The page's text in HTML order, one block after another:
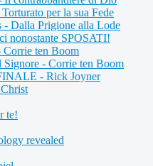
per la sua Fede
- Dalla Prigione alla Lode
nonostante SPOSATI!
ten Boom
Signore - Corrie ten Boom
- Rick Joyner
te!
revealed